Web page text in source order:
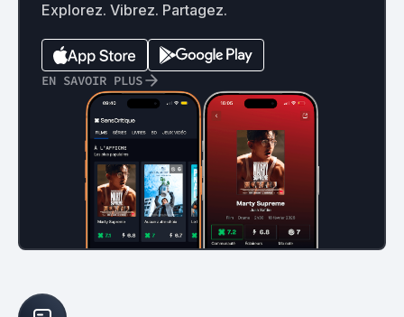
Explorez. Vibrez. Partagez.
EN SAVOIR PLUS